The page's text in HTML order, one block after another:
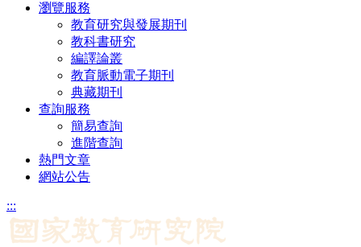
瀏覽服務
教育研究與發展期刊
教科書研究
編譯論叢
教育脈動電子期刊
典藏期刊
查詢服務
簡易查詢
進階查詢
熱門文章
網站公告
:::